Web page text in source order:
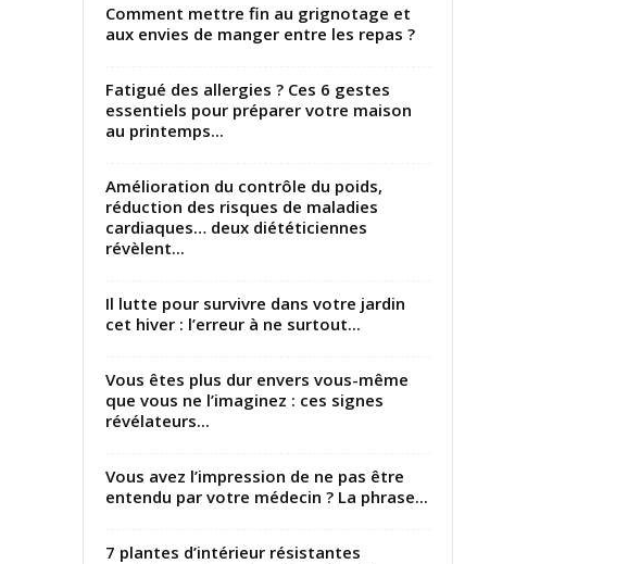
Comment mettre fin au grignotage et
aux envies de manger entre les repas ?
Fatigué des allergies ? Ces 6 gestes
essentiels pour préparer votre maison
au printemps...
Amélioration du contrôle du poids,
réduction des risques de maladies
cardiaques… deux diététiciennes
révèlent...
Il lutte pour survivre dans votre jardin
cet hiver : l’erreur à ne surtout...
Vous êtes plus dur envers vous-même
que vous ne l’imaginez : ces signes
révélateurs...
Vous avez l’impression de ne pas être
entendu par votre médecin ? La phrase...
7 plantes d’intérieur résistantes